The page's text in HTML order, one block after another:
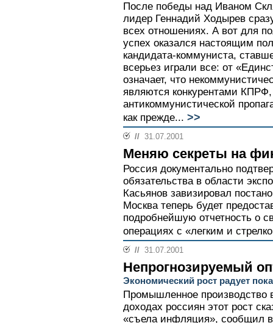
После победы над Иваном
лидер Геннадий Ходырев
всех отношениях. А вот для
успех оказался настоящим
кандидата-коммуниста,
всерьез играли все: от
означает, что
являются конкурентами
антикоммунистической
как прежде... >>
// 31.07.2001
Меняю секреты на
Россия документально
обязательства в области
Касьянов завизировал
Москва теперь будет
подробнейшую отчетность о
операциях с «легким и
// 31.07.2001
Непрогнозируемый
Экономический рост радует
Промышленное производство
доходах россиян этот рост
«съела инфляция», сообщил